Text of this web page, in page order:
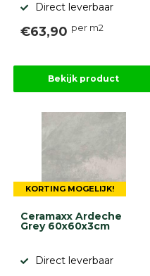
Direct leverbaar
€63,90 per m2
Bekijk product
KORTING MOGELIJK!
Ceramaxx Ardeche
Grey 60x60x3cm
Direct leverbaar